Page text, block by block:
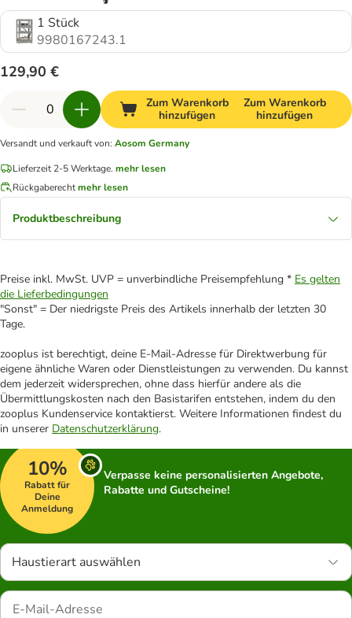
1 Stück
9980167243.1
129,90 €
Zum Warenkorb
hinzufügen
Zum Warenkorb
hinzufügen
Versandt und verkauft von: Aosom Germany
Lieferzeit 2-5 Werktage. mehr lesen
Rückgaberechtmehr lesen
Produktbeschreibung
Preise inkl. MwSt. UVP = unverbindliche Preisempfehlung * Es gelten
die Lieferbedingungen
"Sonst" = Der niedrigste Preis des Artikels innerhalb der letzten 30
Tage.
zooplus ist berechtigt, deine E-Mail-Adresse für Direktwerbung für
eigene ähnliche Waren oder Dienstleistungen zu verwenden. Du kannst
dem jederzeit widersprechen, ohne dass hierfür andere als die
Übermittlungskosten nach den Basistarifen entstehen, indem du den
zooplus Kundenservice kontaktierst. Weitere Informationen findest du
in unserer Datenschutzerklärung.
10%
Rabatt für
Deine
Anmeldung
Verpasse keine personalisierten Angebote,
Rabatte und Gutscheine!
Haustierart auswählen